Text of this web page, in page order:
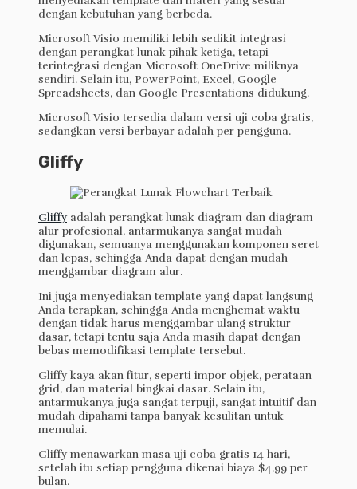
dengan kebutuhan yang berbeda.
Microsoft Visio memiliki lebih sedikit integrasi
dengan perangkat lunak pihak ketiga, tetapi
terintegrasi dengan Microsoft OneDrive miliknya
sendiri. Selain itu, PowerPoint, Excel, Google
Spreadsheets, dan Google Presentations didukung.
Microsoft Visio tersedia dalam versi uji coba gratis,
sedangkan versi berbayar adalah per pengguna.
Gliffy
Gliffyadalah perangkat lunak diagram dan diagram
alur profesional, antarmukanya sangat mudah
digunakan, semuanya menggunakan komponen seret
dan lepas, sehingga Anda dapat dengan mudah
menggambar diagram alur.
Ini juga menyediakan template yang dapat langsung
Anda terapkan, sehingga Anda menghemat waktu
dengan tidak harus menggambar ulang struktur
dasar, tetapi tentu saja Anda masih dapat dengan
bebas memodifikasi template tersebut.
Gliffy kaya akan fitur, seperti impor objek, perataan
grid, dan material bingkai dasar. Selain itu,
antarmukanya juga sangat terpuji, sangat intuitif dan
mudah dipahami tanpa banyak kesulitan untuk
memulai.
Gliffy menawarkan masa uji coba gratis 14 hari,
setelah itu setiap pengguna dikenai biaya $4,99 per
bulan.